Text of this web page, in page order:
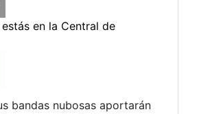
bandas nubosas aportarán